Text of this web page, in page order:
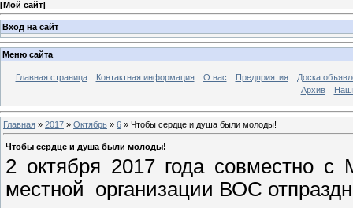
[Мой сайт]
Вход на сайт
Меню сайта
Главная страница Контактная информация О нас Предприятия
Доска
Архив
Главная » 2017 » Октябрь » 6 » Чтобы сердце и душа были молоды!
Чтобы сердце и душа были молоды!
2 октября 2017 года совместно
местной организации ВОС